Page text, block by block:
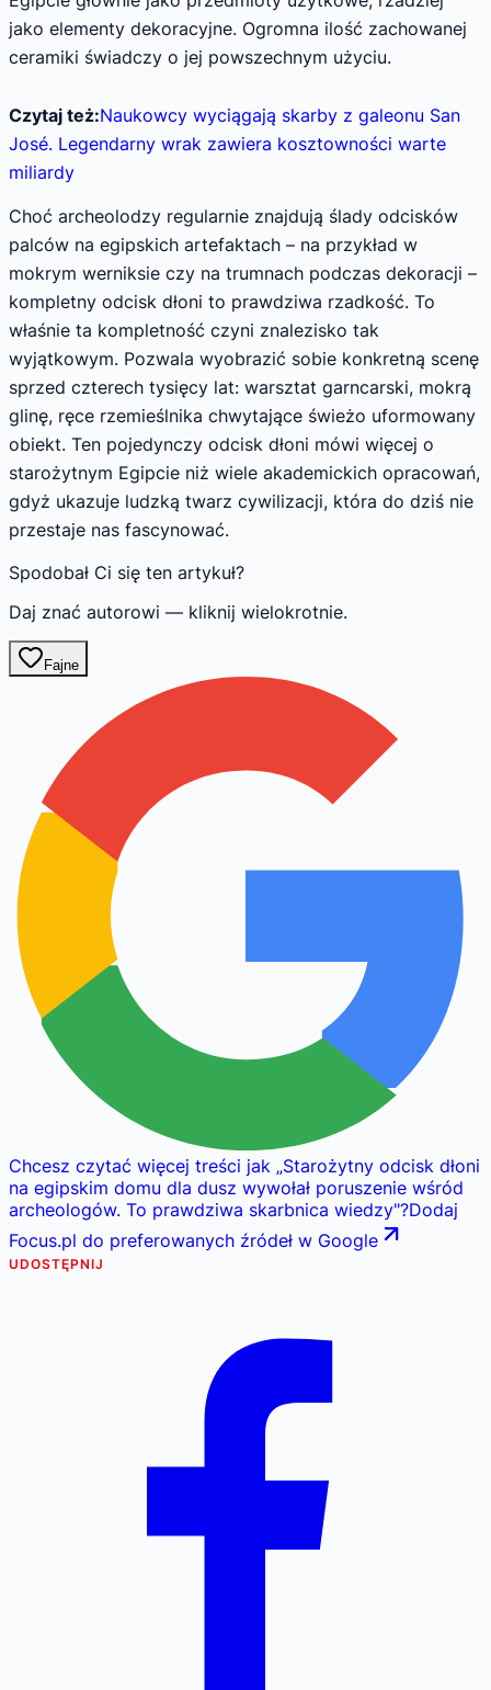
jako elementy dekoracyjne. Ogromna ilość zachowanej
ceramiki świadczy o jej powszechnym użyciu.
Czytaj też:Naukowcy wyciągają skarby z galeonu San
José. Legendarny wrak zawiera kosztowności warte
miliardy
Choć archeolodzy regularnie znajdują ślady odcisków
palców na egipskich artefaktach – na przykład w
mokrym werniksie czy na trumnach podczas dekoracji –
kompletny odcisk dłoni to prawdziwa rzadkość. To
właśnie ta kompletność czyni znalezisko tak
wyjątkowym. Pozwala wyobrazić sobie konkretną scenę
sprzed czterech tysięcy lat: warsztat garncarski, mokrą
glinę, ręce rzemieślnika chwytające świeżo uformowany
obiekt. Ten pojedynczy odcisk dłoni mówi więcej o
starożytnym Egipcie niż wiele akademickich opracowań,
gdyż ukazuje ludzką twarz cywilizacji, która do dziś nie
przestaje nas fascynować.
Spodobał Ci się ten artykuł?
Daj znać autorowi — kliknij wielokrotnie.
Fajne
Chcesz czytać więcej treści jak „Starożytny odcisk dłoni
na egipskim domu dla dusz wywołał poruszenie wśród
archeologów. To prawdziwa skarbnica wiedzy"?Dodaj
Focus.pl do preferowanych źródeł w Google
UDOSTĘPNIJ